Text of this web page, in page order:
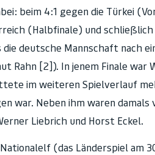
beim 4:1 gegen die Türkei
(Halbfinale) und
deutsche Mannschaft nach
Rahn [2]). In jenem Finale
im weiteren Spielverlauf
war. Neben ihm waren
Liebrich und Horst Eckel.
(das Länderspiel am